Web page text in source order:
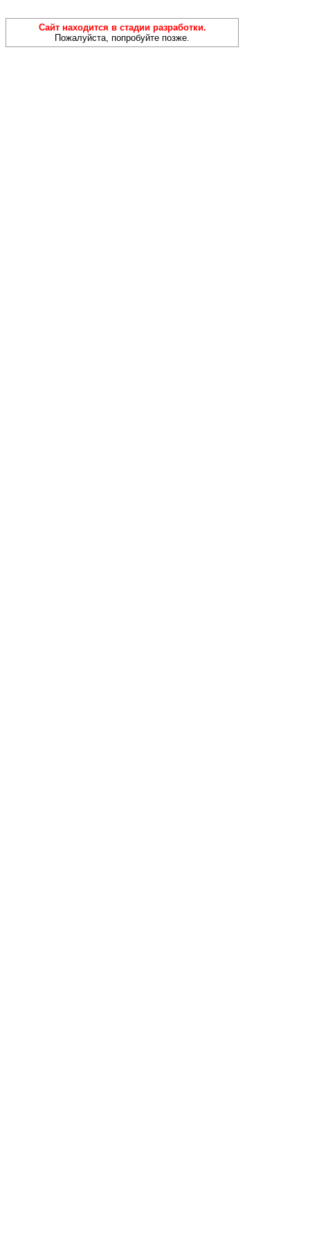
Сайт находится в стадии разработки.
Пожалуйста, попробуйте позже.